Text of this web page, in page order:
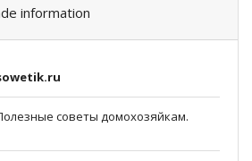
information
coветы дoмохозяйкам.